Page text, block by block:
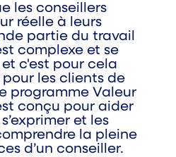
les conseillers
réelle à leurs
partie du travail
complexe et se
c'est pour cela
les clients de
programme Valeur
conçu pour aider
et les
la pleine
d’un conseiller.